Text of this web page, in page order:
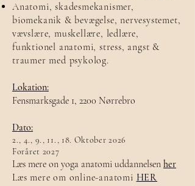
Anatomi, skadesmekanismer,
biomekanik & bevægelse, nervesystemet,
vævslære, muskellære, ledlære,
funktionel anatomi, stress, angst &
traumer med psykolog.
Lokation:
Fensmarksgade 1, 2200 Nørrebro
Dato:
2., 4., 9., 11., 18. Oktober 2026
​Foråret 2027
Læs mere on yoga anatomi uddannelsen her
Læs mere om online-anatomi HER